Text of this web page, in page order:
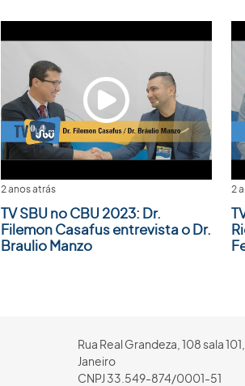
2 anos atrás
TV SBU no CBU 2023: Dr.
Filemon Casafus entrevista o Dr.
Braulio Manzo
2
Rua Real Grandeza, 108 sala
Janeiro
CNPJ 33.549-874/0001-51